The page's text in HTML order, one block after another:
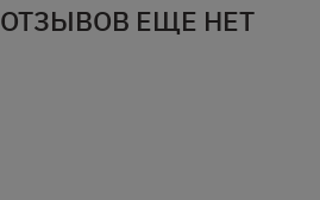
ОТЗЫВОВ ЕЩЕ НЕТ